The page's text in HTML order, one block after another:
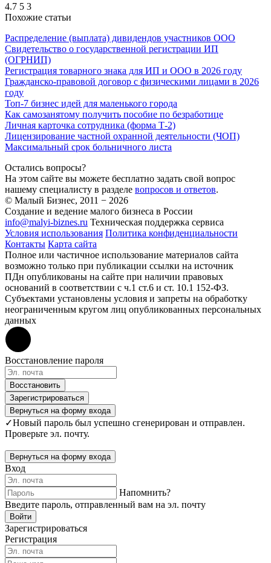
4.7 5 3
Похожие статьи
Распределение (выплата) дивидендов участников ООО
Свидетельство о государственной регистрации ИП
(ОГРНИП)
Регистрация товарного знака для ИП и ООО в 2026 году
Гражданско-правовой договор с физическими лицами в 2026
году
Топ-7 бизнес идей для маленького города
Как самозанятому получить пособие по безработице
Личная карточка сотрудника (форма Т-2)
Лицензирование частной охранной деятельности (ЧОП)
Максимальный срок больничного листа
Остались вопросы?
На этом сайте вы можете бесплатно задать свой вопрос
нашему специалисту в разделе вопросов и ответов.
© Малый Бизнес, 2011 − 2026
Создание и ведение малого бизнеса в России
info@malyi-biznes.ru Техническая поддержка сервиса
Условия использования Политика конфиденциальности
Контакты Карта сайта
Полное или частичное использование материалов сайта
возможно только при публикации ссылки на источник
ПДн опубликованы на сайте при наличии правовых
оснований в соответствии с ч.1 ст.6 и ст. 10.1 152-ФЗ.
Субъектами установлены условия и запреты на обработку
неограниченным кругом лиц опубликованных персональных
данных
Восстановление пароля
Восстановить
Зарегистрироваться
Вернуться на форму входа
✓Новый пароль был успешно сгенерирован и отправлен.
Проверьте эл. почту.
Вернуться на форму входа
Вход
Напомнить?
Введите пароль, отправленный вам на эл. почту
Войти
Зарегистрироваться
Регистрация